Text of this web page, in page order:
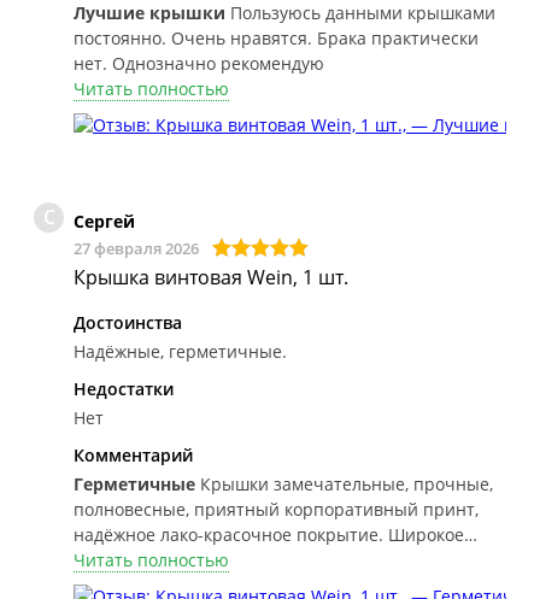
Лучшие крышки Пользуюсь данными крышками
постоянно. Очень нравятся. Брака практически
нет. Однозначно рекомендую
Читать полностью
С Сергей
27 февраля 2026
Крышка винтовая Wein, 1 шт.
Достоинства
Надёжные, герметичные.
Недостатки
Нет
Комментарий
Герметичные Крышки замечательные, прочные,
полновесные, приятный корпоративный принт,
надёжное лако-красочное покрытие. Широкое
уплотнительное кольцо из эластичного материала.
Упакованы очень хорошо.
Читать полностью